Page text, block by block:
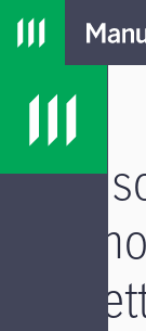
Passer à la
Passer au contenu
Passer au pied de
MENU
Nous
mais
pas